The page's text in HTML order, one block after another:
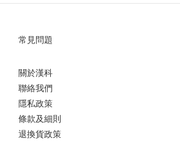
常見問題
關於漢科
聯絡我們
隱私政策
條款及細則
退換貨政策